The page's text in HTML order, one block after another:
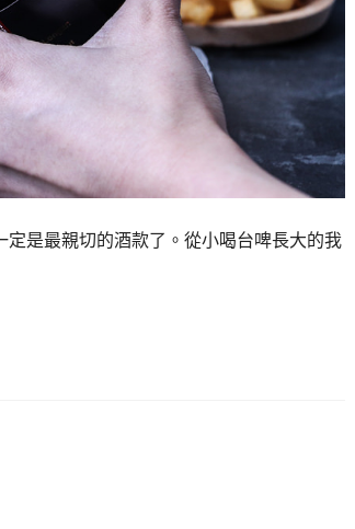
是最親切的酒款了。從小喝台啤長大的我